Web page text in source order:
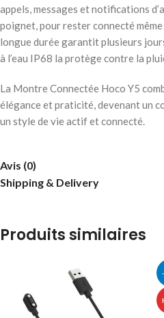
appels, messages et notifications
poignet, pour rester connecté
longue durée garantit plusieurs
à l’eau IP68 la protège contre la
La Montre Connectée Hoco Y5
élégance et praticité, devenant un
un style de vie actif et connecté.
Avis (0)
Shipping & Delivery
Produits similaires